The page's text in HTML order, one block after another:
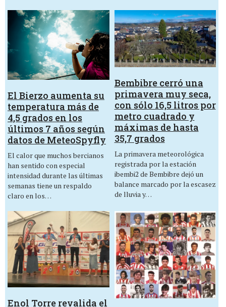
El Bierzo aumenta su
temperatura más de
4,5 grados en los
últimos 7 años según
datos de MeteoSpyfly
El calor que muchos bercianos
han sentido con especial
intensidad durante las últimas
semanas tiene un respaldo
claro en los…
Bembibre cerró una
primavera muy seca,
con sólo 16,5 litros por
metro cuadrado y
máximas de hasta
35,7 grados
La primavera meteorológica
registrada por la estación
ibembi2 de Bembibre dejó un
balance marcado por la escasez
de lluvia y…
Enol Torre revalida el